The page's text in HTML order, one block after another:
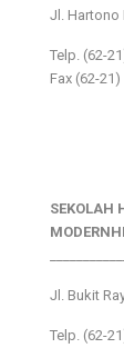
Jl. Hartono
Telp. (62-
Fax (62-
SEKOLAH
Jl. Bukit
Telp. (62-